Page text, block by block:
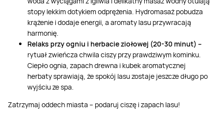
stopy lekkim dotykiem odprężenia. Hydromasaż pobudza
krążenie i dodaje energii, a aromaty lasu przywracają
harmonię.
Relaks przy ogniu i herbacie ziołowej (20-30 minut) –
rytuał zwieńcza chwila ciszy przy prawdziwym kominku.
Ciepło ognia, zapach drewna i kubek aromatycznej
herbaty sprawiają, że spokój lasu zostaje jeszcze długo po
wyjściu ze spa.
Zatrzymaj oddech miasta – podaruj ciszę i zapach lasu!